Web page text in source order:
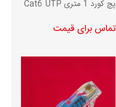
پچ کورد 1 متری Cat6 UTP
تماس برای قیمت